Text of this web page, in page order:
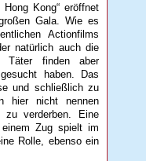
Kong“ eröffnet
Gala. Wie es
Actionfilms
natürlich auch die
Täter finden aber
haben. Das
und schließlich zu
hier nicht nennen
zu verderben. Eine
Zug spielt im
Rolle, ebenso ein